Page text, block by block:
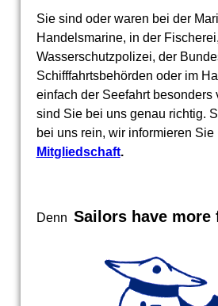
Sie sind oder waren bei der
Handelsmarine, in der
Wasserschutzpolizei, der
Schifffahrtsbehörden oder im
einfach der Seefahrt besonders
sind Sie bei uns genau richtig.
bei uns rein, wir informieren Sie
Mitgliedschaft.
Denn Sailors have more